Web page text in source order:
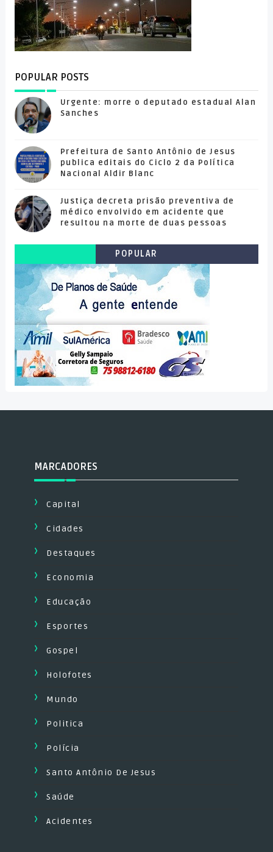
POPULAR POSTS
Urgente: morre o deputado estadual Alan
Sanches
Prefeitura de Santo Antônio de Jesus
publica editais do Ciclo 2 da Política
Nacional Aldir Blanc
Justiça decreta prisão preventiva de
médico envolvido em acidente que
resultou na morte de duas pessoas
POPULAR
MARCADORES
Capital
Cidades
Destaques
Economia
Educação
Esportes
Gospel
Holofotes
Mundo
Politica
Polícia
Santo Antônio De Jesus
Saúde
Acidentes